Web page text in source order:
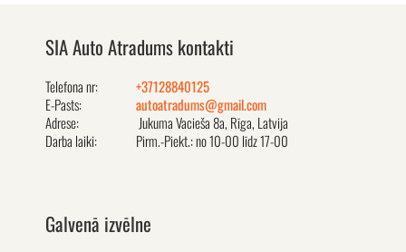
SIA Auto Atradums kontakti
Telefona nr:
+37128840125
E-Pasts:
autoatradums@gmail.com
Adrese:
Jukuma Vacieša 8a, Rīga, Latvija
Darba laiki:
Pirm.-Piekt.: no 10-00 līdz 17-00
Galvenā izvēlne